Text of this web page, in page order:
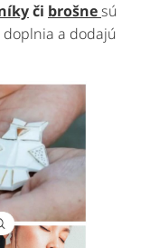
či brošnesú
a dodajú